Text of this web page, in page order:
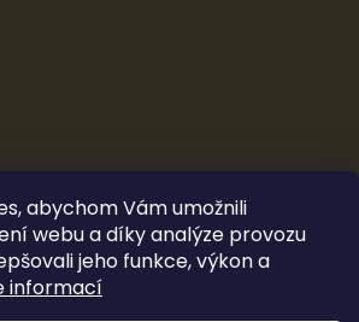
abychom Vám umožnili
webu a díky analýze provozu
jeho funkce, výkon a
informací
Shoptet&Ludec